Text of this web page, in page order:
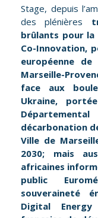
Stage, depuis
des plénières
brûlants pour la
Co-Innovation,
européenne
Marseille-
face aux
Ukraine,
décarbonation
Ville de
2030; mais
africaines
public
souveraineté
Digital